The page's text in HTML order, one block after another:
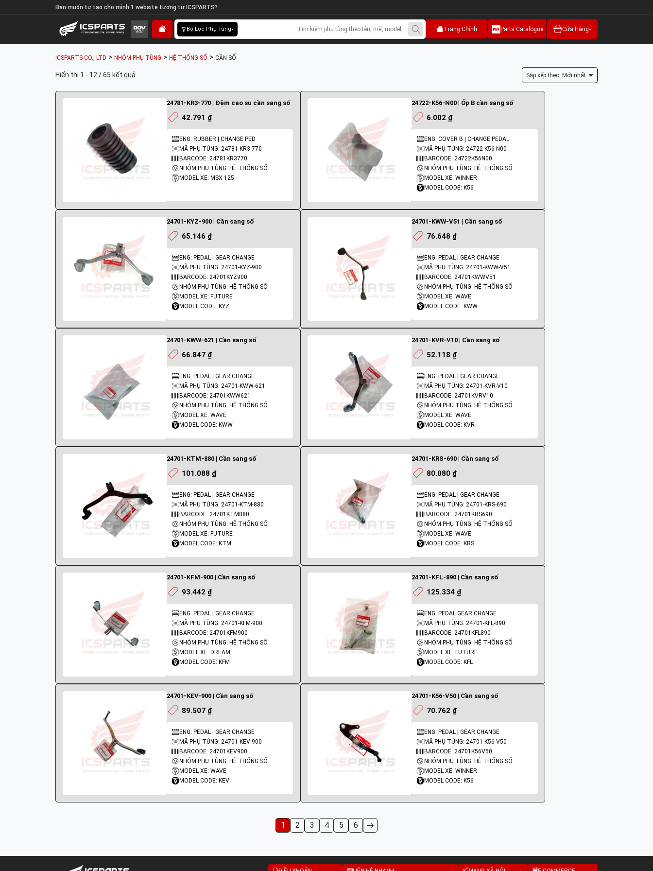
Bạn muốn tự tạo cho mình 1 website tương tự ICSPARTS?
Bộ Lọc Phụ Tùng Trang Chính Parts Catalogue Cửa Hàng
ICSPARTS CO., LTD > NHÓM PHỤ TÙNG > HỆ THỐNG SỐ > CẦN SỐ
Hiển thị 1 - 12 / 65 kết quả Sắp xếp theo: Mới nhất
24781-KR3-770 | Đệm cao su cần sang số
42.791 ₫
ENG: RUBBER | CHANGE PED
MÃ PHỤ TÙNG: 24781-KR3-770
BARCODE: 24781KR3770
NHÓM PHỤ TÙNG: HỆ THỐNG SỐ
MODEL XE: MSX 125
24722-K56-N00 | Ốp B cần sang số
6.002 ₫
ENG: COVER B | CHANGE PEDAL
MÃ PHỤ TÙNG: 24722-K56-N00
BARCODE: 24722K56N00
NHÓM PHỤ TÙNG: HỆ THỐNG SỐ
MODEL XE: WINNER
MODEL CODE: K56
24701-KYZ-900 | Cần sang số
65.146 ₫
ENG: PEDAL | GEAR CHANGE
MÃ PHỤ TÙNG: 24701-KYZ-900
BARCODE: 24701KYZ900
NHÓM PHỤ TÙNG: HỆ THỐNG SỐ
MODEL XE: FUTURE
MODEL CODE: KYZ
24701-KWW-V51 | Cần sang số
76.648 ₫
ENG: PEDAL | GEAR CHANGE
MÃ PHỤ TÙNG: 24701-KWW-V51
BARCODE: 24701KWWV51
NHÓM PHỤ TÙNG: HỆ THỐNG SỐ
MODEL XE: WAVE
MODEL CODE: KWW
24701-KWW-621 | Cần sang số
66.847 ₫
ENG: PEDAL | GEAR CHANGE
MÃ PHỤ TÙNG: 24701-KWW-621
BARCODE: 24701KWW621
NHÓM PHỤ TÙNG: HỆ THỐNG SỐ
MODEL XE: WAVE
MODEL CODE: KWW
24701-KVR-V10 | Cần sang số
52.118 ₫
ENG: PEDAL | GEAR CHANGE
MÃ PHỤ TÙNG: 24701-KVR-V10
BARCODE: 24701KVRV10
NHÓM PHỤ TÙNG: HỆ THỐNG SỐ
MODEL XE: WAVE
MODEL CODE: KVR
24701-KTM-880 | Cần sang số
101.088 ₫
ENG: PEDAL | GEAR CHANGE
MÃ PHỤ TÙNG: 24701-KTM-880
BARCODE: 24701KTM880
NHÓM PHỤ TÙNG: HỆ THỐNG SỐ
MODEL XE: FUTURE
MODEL CODE: KTM
24701-KRS-690 | Cần sang số
80.080 ₫
ENG: PEDAL | GEAR CHANGE
MÃ PHỤ TÙNG: 24701-KRS-690
BARCODE: 24701KRS690
NHÓM PHỤ TÙNG: HỆ THỐNG SỐ
MODEL XE: WAVE
MODEL CODE: KRS
24701-KFM-900 | Cần sang số
93.442 ₫
ENG: PEDAL | GEAR CHANGE
MÃ PHỤ TÙNG: 24701-KFM-900
BARCODE: 24701KFM900
NHÓM PHỤ TÙNG: HỆ THỐNG SỐ
MODEL XE: DREAM
MODEL CODE: KFM
24701-KFL-890 | Cần sang số
125.334 ₫
ENG: PEDAL GEAR CHANGE
MÃ PHỤ TÙNG: 24701-KFL-890
BARCODE: 24701KFL890
NHÓM PHỤ TÙNG: HỆ THỐNG SỐ
MODEL XE: FUTURE
MODEL CODE: KFL
24701-KEV-900 | Cần sang số
89.507 ₫
ENG: PEDAL | GEAR CHANGE
MÃ PHỤ TÙNG: 24701-KEV-900
BARCODE: 24701KEV900
NHÓM PHỤ TÙNG: HỆ THỐNG SỐ
MODEL XE: WAVE
MODEL CODE: KEV
24701-K56-V50 | Cần sang số
70.762 ₫
ENG: PEDAL | GEAR CHANGE
MÃ PHỤ TÙNG: 24701-K56-V50
BARCODE: 24701K56V50
NHÓM PHỤ TÙNG: HỆ THỐNG SỐ
MODEL XE: WINNER
MODEL CODE: K56
1 2 3 4 5 6